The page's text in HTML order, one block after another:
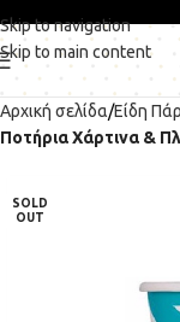
Skip to navigation
Skip to main content
Αρχική σελίδα Είδη
Ποτήρια Χάρτινα &
SOLD
OUT